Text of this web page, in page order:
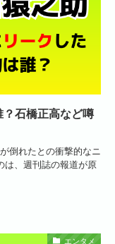
石橋正高など噂
倒れたとの衝撃的なニ
は、週刊誌の報道が原
エンタメ